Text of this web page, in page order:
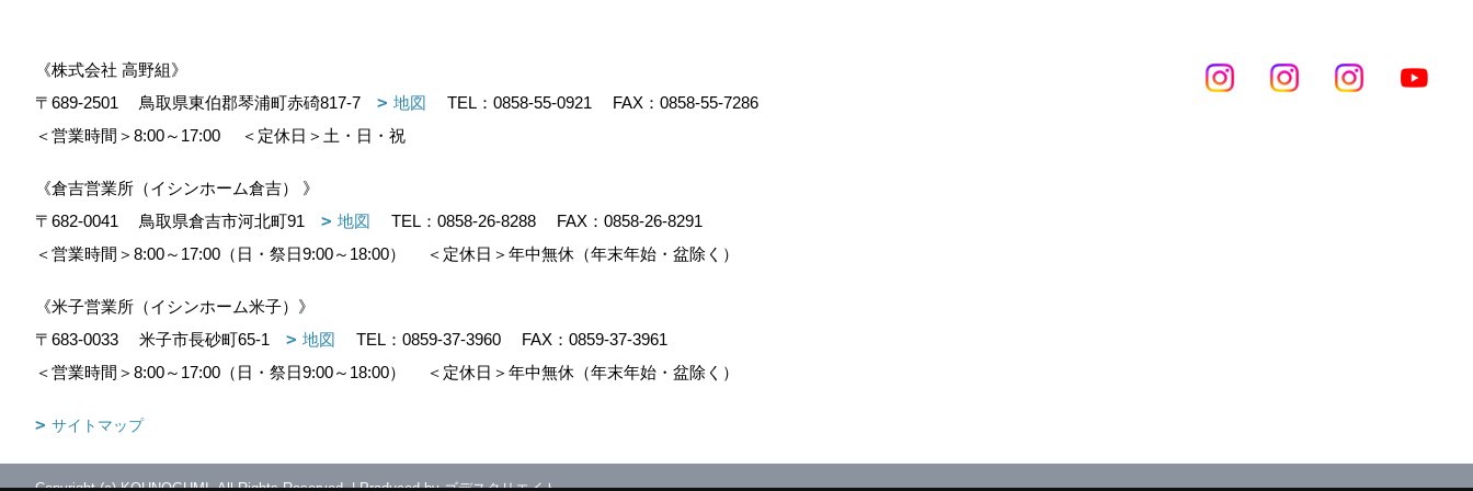
《株式会社 高野組》
〒689-2501
鳥取県東伯郡琴浦町赤碕817-7 地図 TEL： 0858-55-0921
FAX：0858-55-7286
＜営業時間＞8:00～17:00
＜定休日＞土・日・祝
《倉吉営業所（イシンホーム倉吉） 》
〒682-0041
鳥取県倉吉市河北町91 地図 TEL： 0858-26-8288
FAX：0858-26-8291
＜営業時間＞8:00～17:00（日・祭日9:00～18:00）
＜定休日＞年中無休（年末年始・盆除く）
《米子営業所（イシンホーム米子）》
〒683-0033
米子市長砂町65-1 地図 TEL： 0859-37-3960
FAX：0859-37-3961
＜営業時間＞8:00～17:00（日・祭日9:00～18:00）
＜定休日＞年中無休（年末年始・盆除く）
サイトマップ